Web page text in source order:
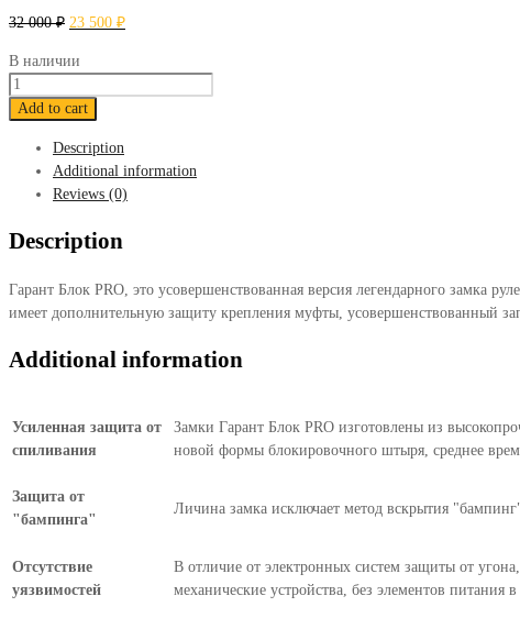
32 000₽ 23 500 ₽
В наличии
Блокиратор
Гарант
ПРО
Renault
I
2014
quantity
Add to cart
Description
Additional information
Reviews (0)
Description
Гарант Блок PRO, это усовершенствованная версия легендарного замка
имеет дополнительную защиту крепления муфты, усовершенствованный
Additional information
Усиленная защита от
спиливания
Замки Гарант Блок PRO изготовлены из
новой формы блокировочного штыря, среднее
Защита от
"бампинга"
Личина замка исключает метод вскрытия
Отсутствие
уязвимостей
В отличие от электронных систем защиты от
механические устройства, без элементов питания